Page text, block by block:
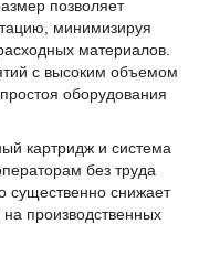
позволяет
минимизируя
материалов.
с высоким объемом
оборудования
картридж и система
без труда
существенно снижает
производственных